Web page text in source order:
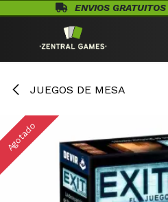
Ir al contenidoENVIOS
JUEGOS DE MESA
Agotado